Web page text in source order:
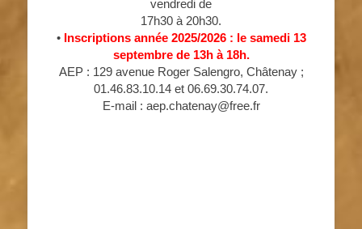
vendredi de
17h30 à 20h30.
• Inscriptions année 2025/2026 : le samedi 13
septembre de 13h à 18h.
AEP : 129 avenue Roger Salengro, Châtenay ;
01.46.83.10.14 et 06.69.30.74.07.
E-mail : aep.chatenay@free.fr